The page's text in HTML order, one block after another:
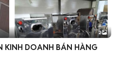
2
KINH DOANH BÁN HÀNG